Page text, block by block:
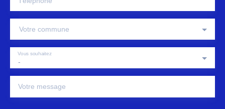
Votre commune
-
Vous souhaitez
Votre message